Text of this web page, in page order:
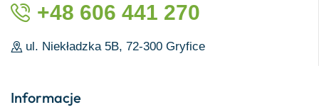
+48 606 441 270
ul. Niekładzka 5B, 72-300 Gryfice
Informacje